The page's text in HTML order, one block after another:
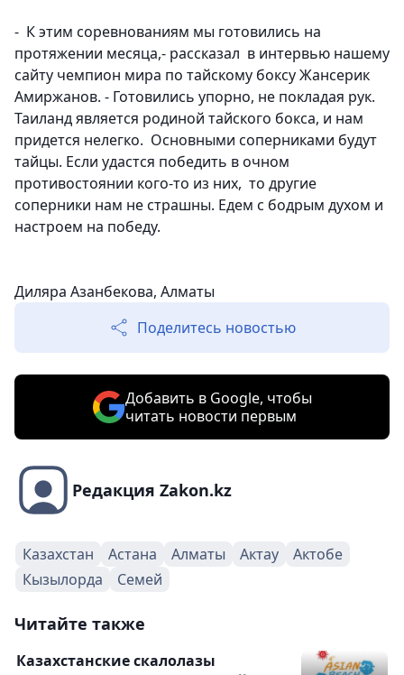
- К этим соревнованиям мы готовились на
протяжении месяца,- рассказал в интервью нашему
сайту чемпион мира по тайскому боксу Жансерик
Амиржанов. - Готовились упорно, не покладая рук.
Таиланд является родиной тайского бокса, и нам
придется нелегко. Основными соперниками будут
тайцы. Если удастся победить в очном
противостоянии кого-то из них, то другие
соперники нам не страшны. Едем с бодрым духом и
настроем на победу.
Диляра Азанбекова, Алматы
Поделитесь новостью
Добавить в Google, чтобы
читать новости первым
Редакция Zakon.kz
Казахстан Астана Алматы Актау
Актобе
Кызылорда
Семей
Читайте также
Казахстанские скалолазы